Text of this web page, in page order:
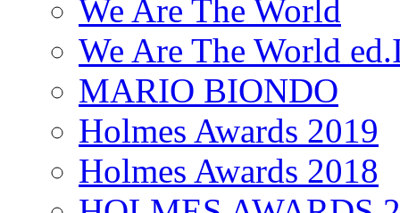
We Are The World
We Are The World
MARIO BIONDO
Holmes Awards 2019
Holmes Awards 2018